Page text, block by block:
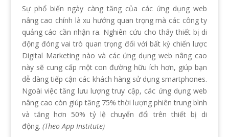
Sự phổ biến ngày càng tăng của các ứng dụng web
nâng cao chính là xu hướng quan trọng mà các công ty
quảng cáo cần nhận ra. Nghiên cứu cho thấy thiết bị di
động đóng vai trò quan trọng đối với bất kỳ chiến lược
Digital Marketing nào và các ứng dụng web nâng cao
này sẽ cung cấp một con đường hữu ích hơn, giúp bạn
dễ dàng tiếp cận các khách hàng sử dụng smartphones.
Ngoài việc tăng lưu lượng truy cập, các ứng dụng web
nâng cao còn giúp tăng 75% thời lượng phiên trung bình
và tăng hơn 50% tỷ lệ chuyển đổi trên thiết bị di
động. (Theo App Institute)